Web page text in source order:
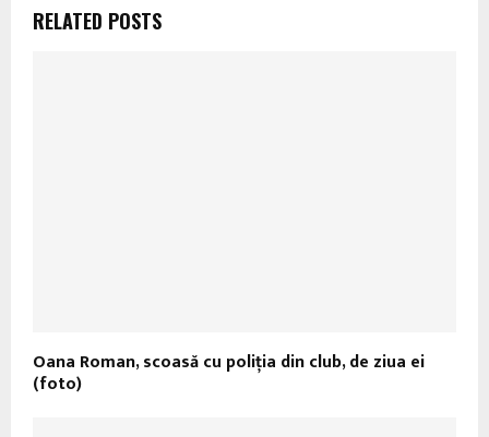
RELATED POSTS
Oana Roman, scoasă cu poliția din club, de ziua ei
(foto)